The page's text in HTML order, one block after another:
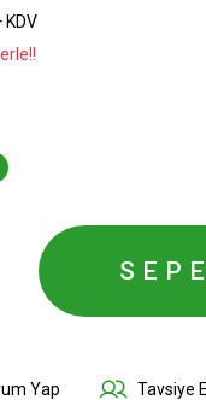
KDV
Yap Tavsiye